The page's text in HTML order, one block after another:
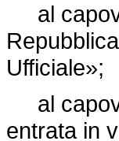
al
Ufficiale»;
al
entrata in